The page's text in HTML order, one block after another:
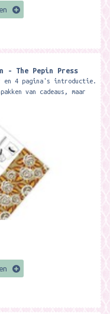
- The Pepin Press
en 4 pagina's introductie.
van cadeaus, maar